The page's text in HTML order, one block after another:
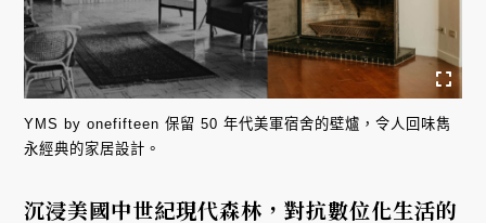
YMS by onefifteen 保留 50 年代美軍宿舍的壁爐，令人回味雋
永經典的家居設計。
沉浸美國中世紀現代森林，對抗數位化生活的